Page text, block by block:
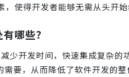
使得开发者能够无需从头开
哪些？
少开发时间，快速集成复杂的
要，从而降低了软件开发的整